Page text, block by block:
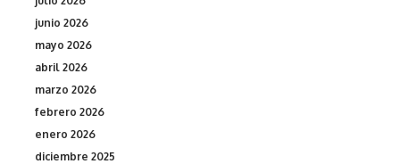
junio 2026
mayo 2026
abril 2026
marzo 2026
febrero 2026
enero 2026
diciembre 2025